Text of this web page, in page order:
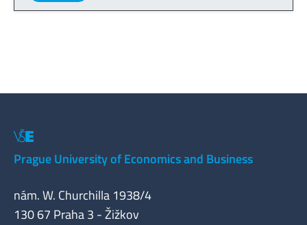
Prague University of Economics and Business
nám. W. Churchilla 1938/4
130 67 Praha 3 - Žižkov